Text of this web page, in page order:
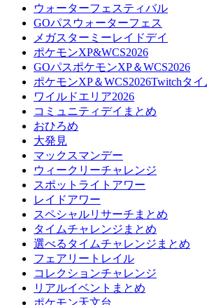
ウォーターフェスティバル
GOパスウォーターフェス
メガスターミーレイドデイ
ポケモンXP&WCS2026
GOパスポケモンXP＆WCS2026
ポケモンXP＆WCS2026Twitchタ
ワイルドエリア2026
コミュニティデイまとめ
おひろめ
大発見
マックスマンデー
ウィークリーチャレンジ
スポットライトアワー
レイドアワー
スペシャルリサーチまとめ
タイムチャレンジまとめ
選べるタイムチャレンジまとめ
フェアリートレイル
コレクションチャレンジ
リアルイベントまとめ
ポケモン天文台